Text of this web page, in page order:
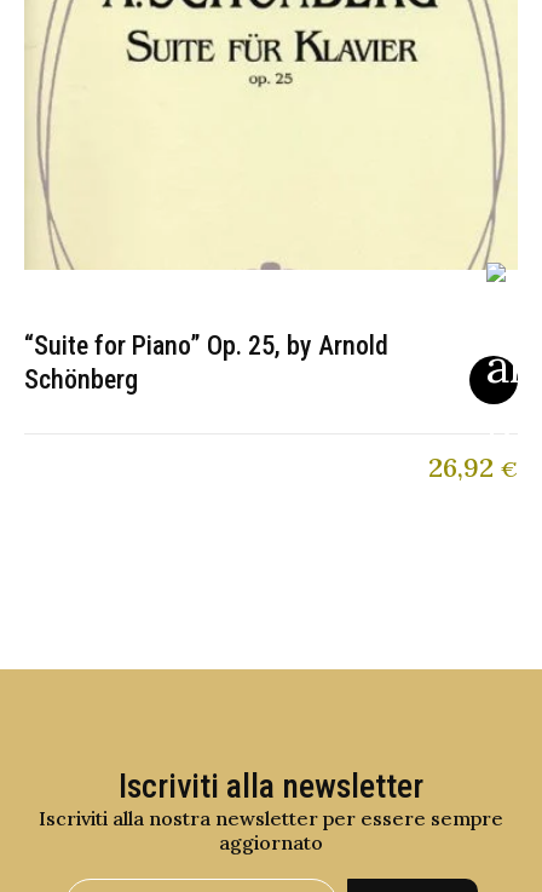
“Suite for Piano” Op. 25, by Arnold
Schönberg
26,92 €
Iscriviti alla newsletter
Iscriviti alla nostra newsletter per essere sempre
aggiornato